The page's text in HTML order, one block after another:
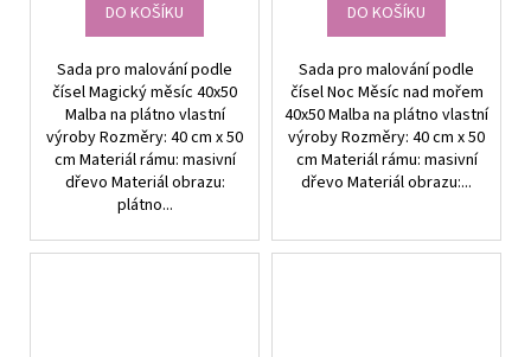
DO KOŠÍKU
Sada pro malování podle
čísel Magický měsíc 40x50
Malba na plátno vlastní
výroby Rozměry: 40 cm x 50
cm Materiál rámu: masivní
dřevo Materiál obrazu:
plátno...
DO KOŠÍKU
Sada pro malování podle
čísel Noc Měsíc nad mořem
40x50 Malba na plátno vlastní
výroby Rozměry: 40 cm x 50
cm Materiál rámu: masivní
dřevo Materiál obrazu:...